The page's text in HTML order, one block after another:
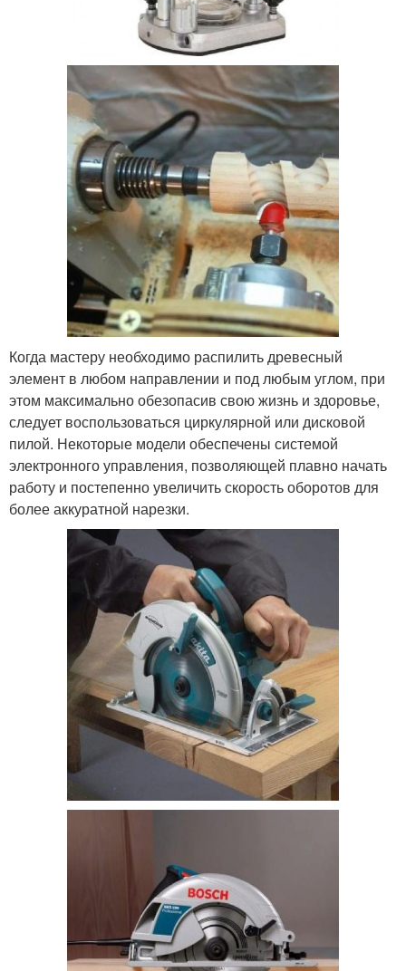
Когда мастеру необходимо распилить древесный
элемент в любом направлении и под любым углом, при
этом максимально обезопасив свою жизнь и здоровье,
следует воспользоваться циркулярной или дисковой
пилой. Некоторые модели обеспечены системой
электронного управления, позволяющей плавно начать
работу и постепенно увеличить скорость оборотов для
более аккуратной нарезки.